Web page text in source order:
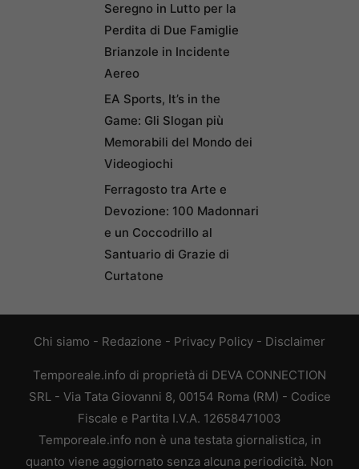
Seregno in Lutto per la
Perdita di Due Famiglie
Brianzole in Incidente
Aereo
EA Sports, It’s in the
Game: Gli Slogan più
Memorabili del Mondo dei
Videogiochi
Ferragosto tra Arte e
Devozione: 100 Madonnari
e un Coccodrillo al
Santuario di Grazie di
Curtatone
Chi siamo - Redazione - Privacy Policy - Disclaimer
Temporeale.info di proprietà di DEVA CONNECTION
SRL - Via Tata Giovanni 8, 00154 Roma (RM) - Codice
Fiscale e Partita I.V.A. 12658471003
Temporeale.info non è una testata giornalistica, in
quanto viene aggiornato senza alcuna periodicità. Non